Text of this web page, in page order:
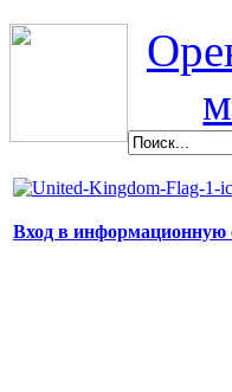
Вход в информационную